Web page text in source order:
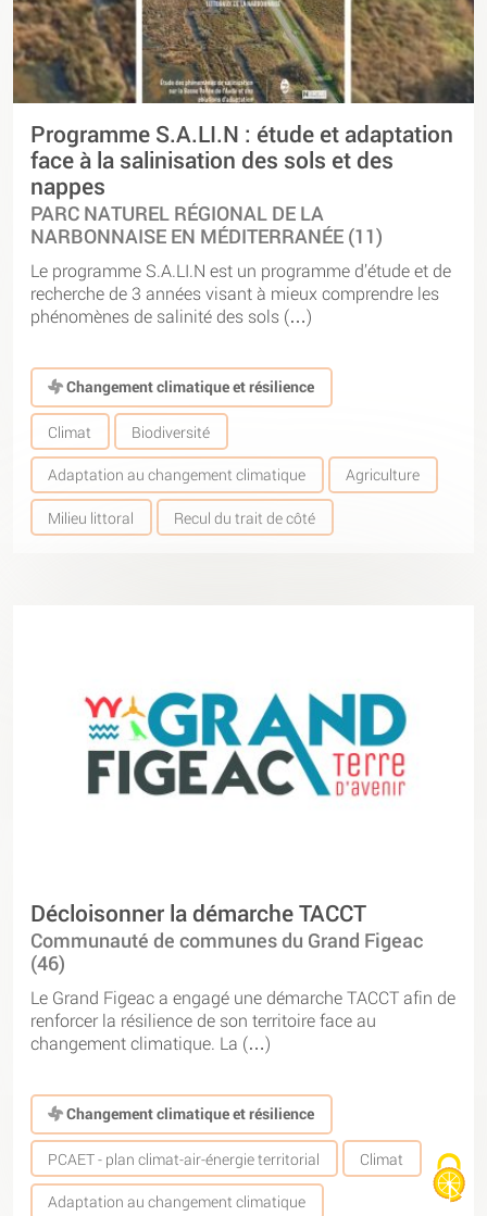
Programme S.A.LI.N : étude et adaptation
face à la salinisation des sols et des
nappes
PARC NATUREL RÉGIONAL DE LA
NARBONNAISE EN MÉDITERRANÉE (11)
Le programme S.A.LI.N est un programme d’étude et de
recherche de 3 années visant à mieux comprendre les
phénomènes de salinité des sols (…)
Changement climatique et résilience
Climat Biodiversité
Adaptation au changement climatique Agriculture
Milieu littoral Recul du trait de côté
Décloisonner la démarche TACCT
Communauté de communes du Grand Figeac
(46)
Le Grand Figeac a engagé une démarche TACCT afin de
renforcer la résilience de son territoire face au
changement climatique. La (…)
Changement climatique et résilience
PCAET - plan climat-air-énergie territorial Climat
Adaptation au changement climatique